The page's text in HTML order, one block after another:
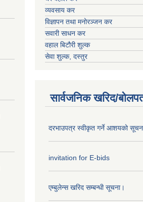
व्यवसाय कर
विज्ञापन तथा मनोरञ्जन कर
सवारी साधन कर
वहाल बिटौरी शुल्क
सेवा शुल्क, दस्तुर
सार्वजनिक खरिद/
दरभाउपत्र स्वीकृत गर्ने आशयको
invitation for E-bids
एम्बुलेन्स खरिद सम्बन्धी सूचना।